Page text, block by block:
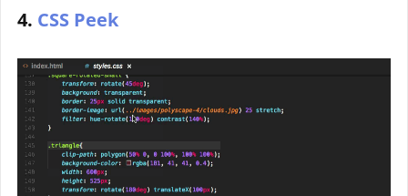
4. CSS Peek